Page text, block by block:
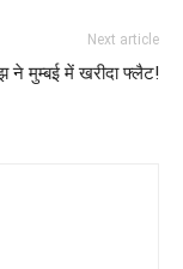
Next article
ने मुम्‍बई में खरीदा फ्लैट!